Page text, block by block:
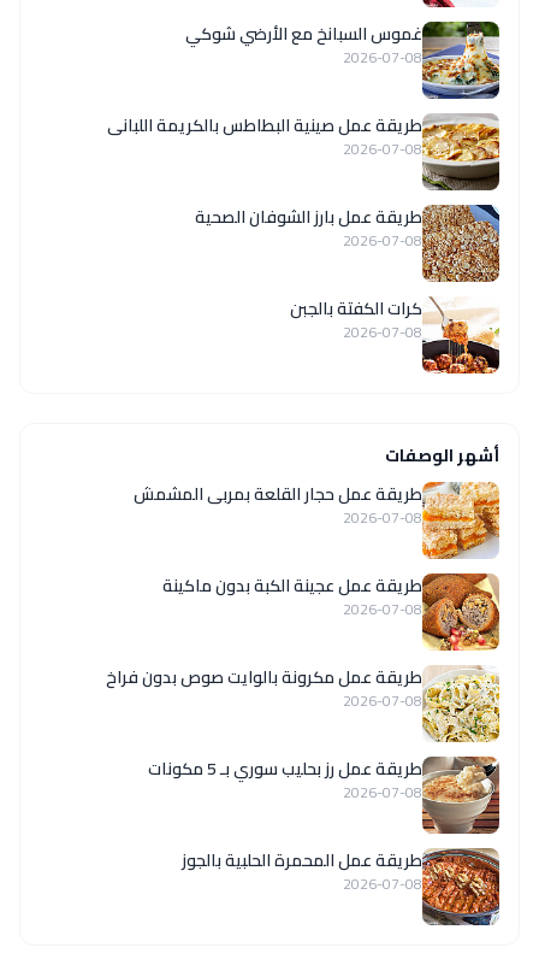
غموس السبانخ مع الأرضي شوكي
2026-07-08
طريقة عمل صينية البطاطس بالكريمة اللبانى
2026-07-08
طريقة عمل بارز الشوفان الصحية
2026-07-08
كرات الكفتة بالجبن
2026-07-08
أشهر الوصفات
طريقة عمل حجار القلعة بمربى المشمش
2026-07-08
طريقة عمل عجينة الكبة بدون ماكينة
2026-07-08
طريقة عمل مكرونة بالوايت صوص بدون فراخ
2026-07-08
طريقة عمل رز بحليب سوري بـ 5 مكونات
2026-07-08
طريقة عمل المحمرة الحلبية بالجوز
2026-07-08